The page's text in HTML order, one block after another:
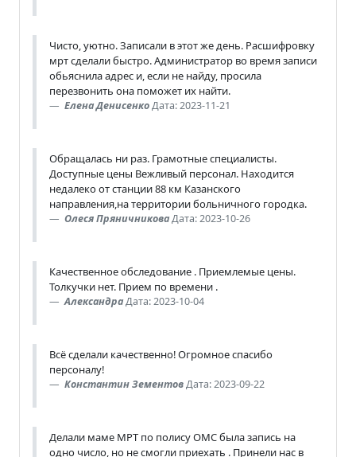
Чисто, уютно. Записали в этот же день. Расшифровку
мрт сделали быстро. Администратор во время записи
обьяснила адрес и, если не найду, просила
перезвонить она поможет их найти.
Елена ДенисенкоДата: 2023-11-21
Обращалась ни раз. Грамотные специалисты.
Доступные цены Вежливый персонал. Находится
недалеко от станции 88 км Казанского
направления,на территории больничного городка.
Олеся ПряничниковаДата: 2023-10-26
Качественное обследование . Приемлемые цены.
Толкучки нет. Прием по времени .
АлександраДата: 2023-10-04
Всё сделали качественно! Огромное спасибо
персоналу!
Константин ЗементовДата: 2023-09-22
Делали маме МРТ по полису ОМС была запись на
одно число, но не смогли приехать . Принели нас в